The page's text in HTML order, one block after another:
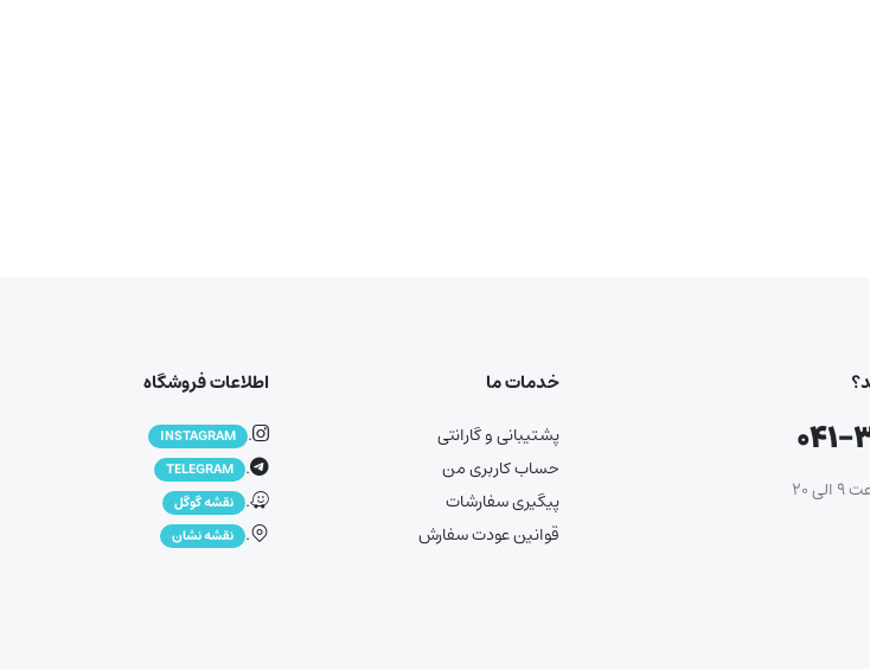
۲۰
خدمات ما
پشتیبانی و گارانتی
حساب کاربری من
پیگیری سفارشات
قوانین عودت سفارش
اطلاعات فروشگاه
.
INSTAGRAM
.
TELEGRAM
. نقشه گوگل
. نقشه نشان